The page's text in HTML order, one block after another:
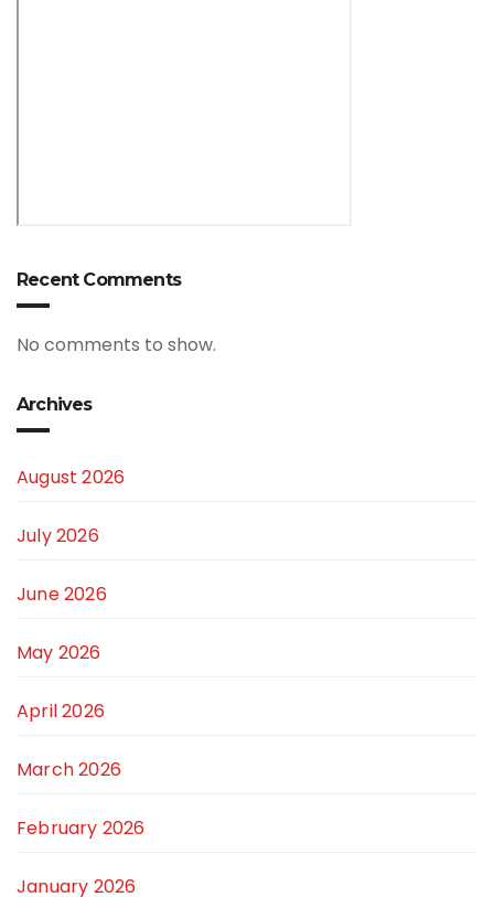
Recent Comments
No comments to show.
Archives
August 2026
July 2026
June 2026
May 2026
April 2026
March 2026
February 2026
January 2026